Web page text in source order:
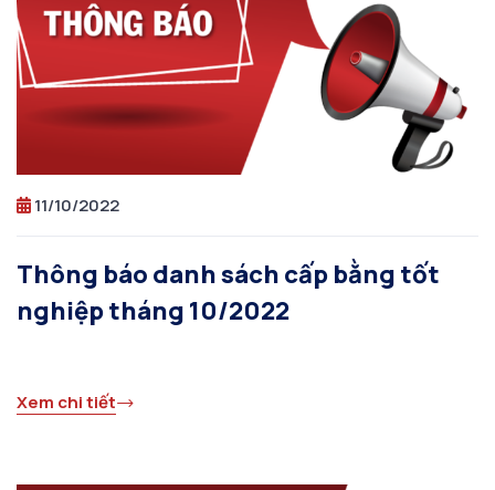
11/10/2022
Thông báo danh sách cấp bằng tốt
nghiệp tháng 10/2022
Xem chi tiết